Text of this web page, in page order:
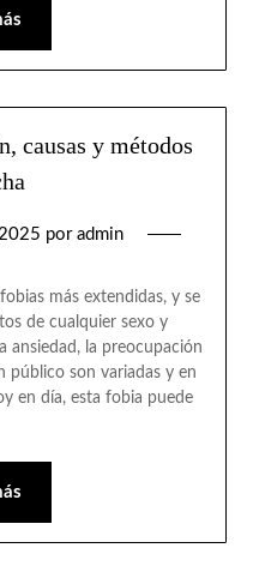
causas y métodos
por admin
más extendidas, y se
de cualquier sexo y
ansiedad, la preocupación
público son variadas y en
en día, esta fobia puede